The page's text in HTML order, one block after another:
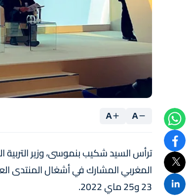
A
A
المغربي المشارك في أشغال المنتدى
23 و25 ماي 2022.